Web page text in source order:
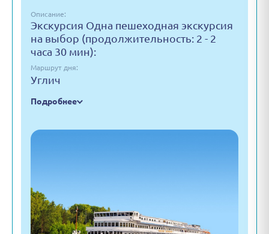
Описание:
Экскурсия Одна пешеходная экскурсия
на выбор (продолжительность: 2 - 2
часа 30 мин):
Маршрут дня:
Углич
Подробнее